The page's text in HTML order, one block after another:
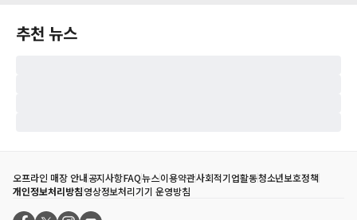
추천 뉴스
오프라인 매장 안내공지사항FAQ뉴스이용약관사회적기업활동청소년보호정책
개인정보처리방침영상정보처리기기 운영방침